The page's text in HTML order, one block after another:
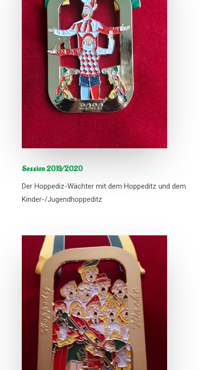
Session 2019/2020
Der Hoppediz-Wächter mit dem Hoppeditz und dem
Kinder-/Jugendhoppeditz